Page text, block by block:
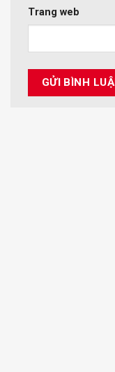
Trang web